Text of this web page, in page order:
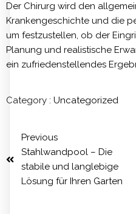
Der Chirurg wird den
Krankengeschichte und die
um festzustellen, ob der
Planung und realistische
ein zufriedenstellendes
Category : Uncategorized
Previous
Stahlwandpool – Die
stabile und langlebige
Lösung für Ihren Garten